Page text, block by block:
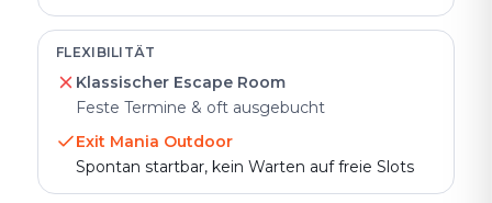
FLEXIBILITÄT
Klassischer Escape Room
Feste Termine & oft ausgebucht
Exit Mania Outdoor
Spontan startbar, kein Warten auf freie Slots